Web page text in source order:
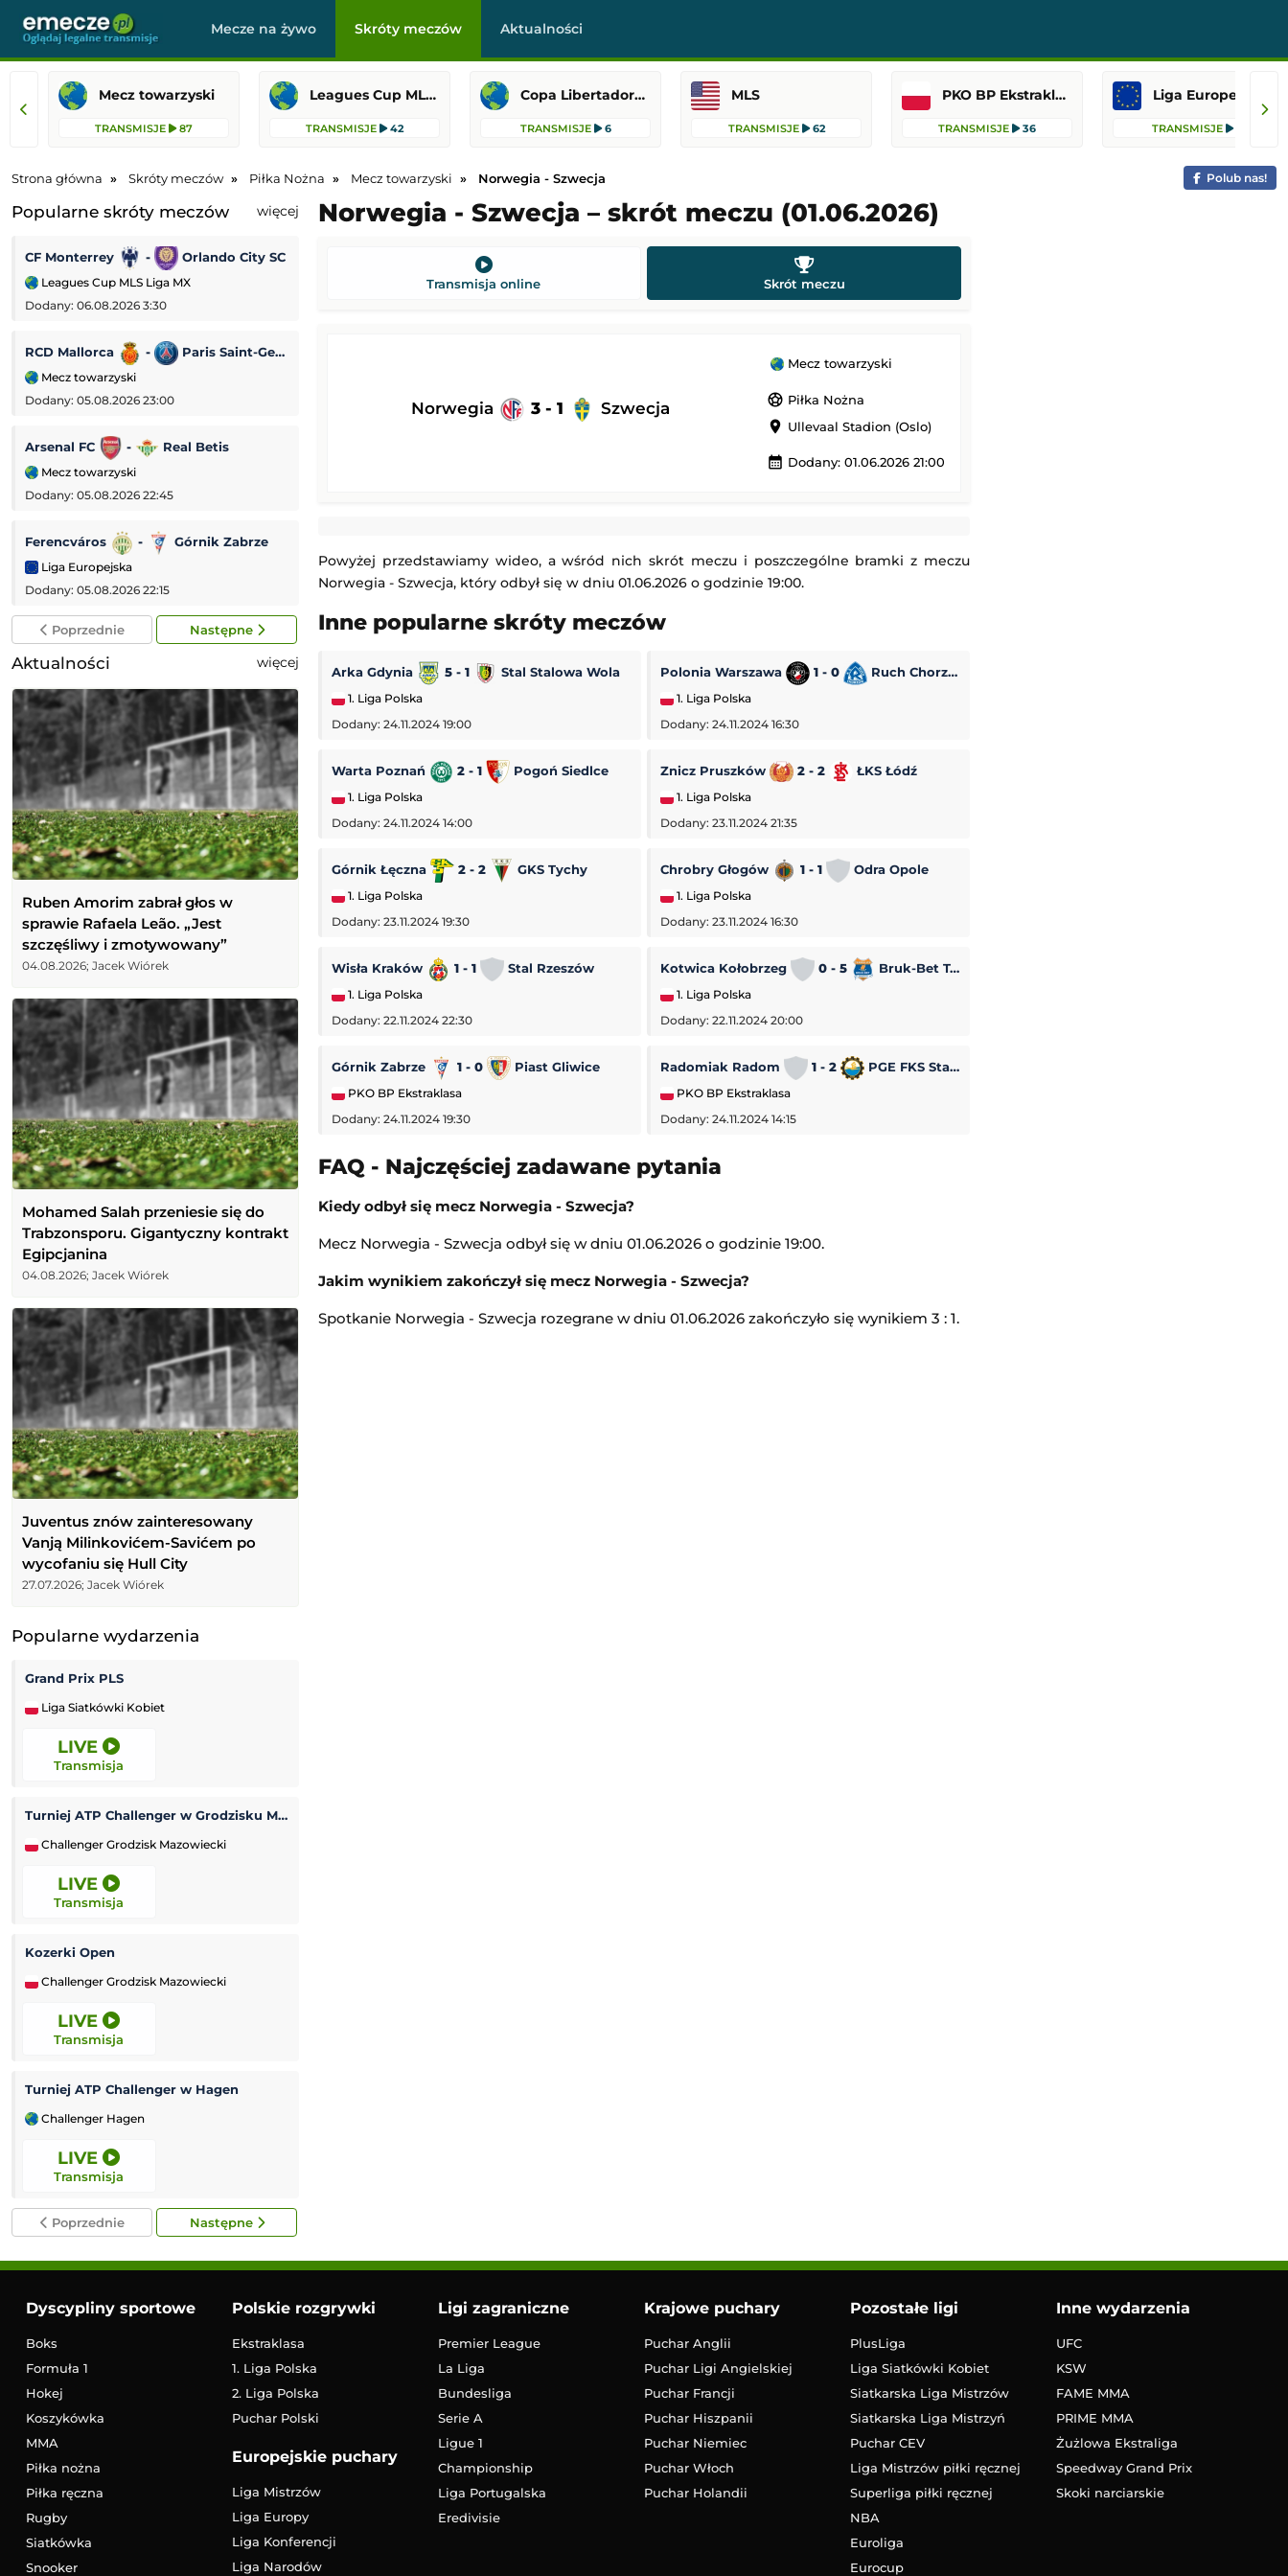
Mecze na żywo Skróty meczów Aktualności
Mecz towarzyski
TRANSMISJE 87
Leagues Cup MLS Liga MX
TRANSMISJE 42
Copa Libertadores
TRANSMISJE 6
MLS
TRANSMISJE 62
PKO BP Ekstraklasa
TRANSMISJE 36
Liga Europejska
TRANSMISJE 11
Strona główna Skróty meczów Piłka Nożna Mecz towarzyski Norwegia - Szwecja Polub nas!
Popularne skróty meczów więcej
CF Monterrey - Orlando City SC
Leagues Cup MLS Liga MX
Dodany: 06.08.2026 3:30
RCD Mallorca - Paris Saint-Germain
Mecz towarzyski
Dodany: 05.08.2026 23:00
Arsenal FC - Real Betis
Mecz towarzyski
Dodany: 05.08.2026 22:45
Ferencváros - Górnik Zabrze
Liga Europejska
Dodany: 05.08.2026 22:15
Celta Vigo
Dodany: 05.08.2026 22:00
Liga Konferencji Europy
Dodany: 05.08.2026 21:00
CA Osasuna
Dodany: 05.08.2026 15:30
Leagues Cup MLS Liga MX
Dodany: 05.08.2026 6:00
Poprzednie Następne
Aktualności więcej
Ruben Amorim zabrał głos w
sprawie Rafaela Leão. „Jest
szczęśliwy i zmotywowany”
04.08.2026; Jacek Wiórek
Mohamed Salah przeniesie się do
Trabzonsporu. Gigantyczny kontrakt
Egipcjanina
04.08.2026; Jacek Wiórek
Juventus znów zainteresowany
Vanją Milinkovićem-Savićem po
wycofaniu się Hull City
27.07.2026; Jacek Wiórek
Popularne wydarzenia
Grand Prix PLS
Liga Siatkówki Kobiet
LIVE
Transmisja
Turniej ATP Challenger w Grodzisku Mazowieckim
Challenger Grodzisk Mazowiecki
LIVE
Transmisja
Kozerki Open
Challenger Grodzisk Mazowiecki
LIVE
Transmisja
Turniej ATP Challenger w Hagen
Challenger Hagen
LIVE
Transmisja
Poprzednie Następne
Norwegia - Szwecja – skrót meczu (01.06.2026)
Transmisja online Skrót meczu
Norwegia 3 - 1 Szwecja
Mecz towarzyski
sports_soccer Piłka Nożna
location_on Ullevaal Stadion (Oslo)
calendar_month Dodany: 01.06.2026 21:00
Powyżej przedstawiamy wideo, a wśród nich skrót meczu i poszczególne bramki z meczu
Norwegia - Szwecja, który odbył się w dniu 01.06.2026 o godzinie 19:00.
Inne popularne skróty meczów
Arka Gdynia 5 - 1 Stal Stalowa Wola
1. Liga Polska
Dodany: 24.11.2024 19:00
Polonia Warszawa 1 - 0 Ruch Chorzów
1. Liga Polska
Dodany: 24.11.2024 16:30
Warta Poznań 2 - 1 Pogoń Siedlce
1. Liga Polska
Dodany: 24.11.2024 14:00
Znicz Pruszków 2 - 2 ŁKS Łódź
1. Liga Polska
Dodany: 23.11.2024 21:35
Górnik Łęczna 2 - 2 GKS Tychy
1. Liga Polska
Dodany: 23.11.2024 19:30
Chrobry Głogów 1 - 1 Odra Opole
1. Liga Polska
Dodany: 23.11.2024 16:30
Wisła Kraków 1 - 1 Stal Rzeszów
1. Liga Polska
Dodany: 22.11.2024 22:30
Kotwica Kołobrzeg 0 - 5 Bruk-Bet Termalica Nieciecza
1. Liga Polska
Dodany: 22.11.2024 20:00
Górnik Zabrze 1 - 0 Piast Gliwice
PKO BP Ekstraklasa
Dodany: 24.11.2024 19:30
Radomiak Radom 1 - 2 PGE FKS Stal Mielec
PKO BP Ekstraklasa
Dodany: 24.11.2024 14:15
FAQ - Najczęściej zadawane pytania
Kiedy odbył się mecz Norwegia - Szwecja?
Mecz Norwegia - Szwecja odbył się w dniu 01.06.2026 o godzinie 19:00.
Jakim wynikiem zakończył się mecz Norwegia - Szwecja?
Spotkanie Norwegia - Szwecja rozegrane w dniu 01.06.2026 zakończyło się wynikiem 3 : 1.
Dyscypliny sportowe
Boks
Formuła 1
Hokej
Koszykówka
MMA
Piłka nożna
Piłka ręczna
Rugby
Siatkówka
Snooker
Polskie rozgrywki
Ekstraklasa
1. Liga Polska
2. Liga Polska
Puchar Polski
Europejskie puchary
Liga Mistrzów
Liga Europy
Liga Konferencji
Liga Narodów
Ligi zagraniczne
Premier League
La Liga
Bundesliga
Serie A
Ligue 1
Championship
Liga Portugalska
Eredivisie
Krajowe puchary
Puchar Anglii
Puchar Ligi Angielskiej
Puchar Francji
Puchar Hiszpanii
Puchar Niemiec
Puchar Włoch
Puchar Holandii
Pozostałe ligi
PlusLiga
Liga Siatkówki Kobiet
Siatkarska Liga Mistrzów
Siatkarska Liga Mistrzyń
Puchar CEV
Liga Mistrzów piłki ręcznej
Superliga piłki ręcznej
NBA
Euroliga
Eurocup
Inne wydarzenia
UFC
KSW
FAME MMA
PRIME MMA
Żużlowa Ekstraliga
Speedway Grand Prix
Skoki narciarskie